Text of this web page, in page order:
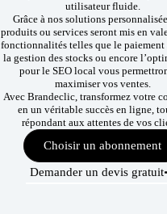
utilisateur fluide.
Grâce à nos solutions
produits ou services seront mis en
fonctionnalités telles que le paiement
la gestion des stocks ou encore
pour le SEO local vous
maximiser vos ventes.
Avec Brandeclic, transformez votre
en un véritable succès en ligne,
répondant aux attentes de vos
Choisir un abonnement
Demander un devis gratuit